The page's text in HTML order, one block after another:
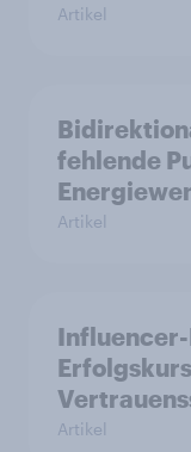
Artikel
fehlende
Artikel
Artikel